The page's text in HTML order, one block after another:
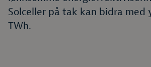
Solceller på tak kan bidra med
TWh.